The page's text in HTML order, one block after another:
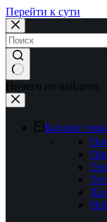
Перейти к сути
Ничего не найдено
Каталог